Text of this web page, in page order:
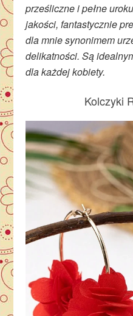
prześliczne i pełne
jakości, fantastycznie
dla mnie synonimem
delikatności. Są
dla każdej kobiety.
Kolczyki